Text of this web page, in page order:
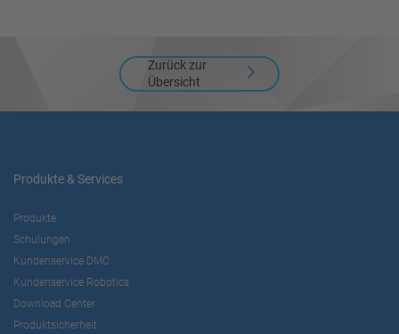
Zurück zur
Übersicht
Produkte & Services
Produkte
Schulungen
Kundenservice DMC
Kundenservice Robotics
Download Center
Produktsicherheit